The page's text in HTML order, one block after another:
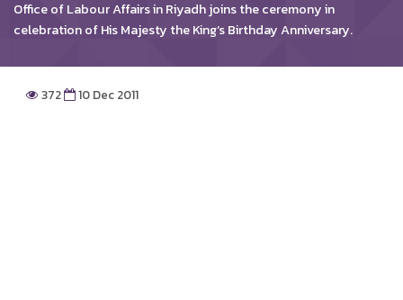
Office of Labour Affairs in Riyadh joins the ceremony in
celebration of His Majesty the King’s Birthday Anniversary.
372 10 Dec 2011